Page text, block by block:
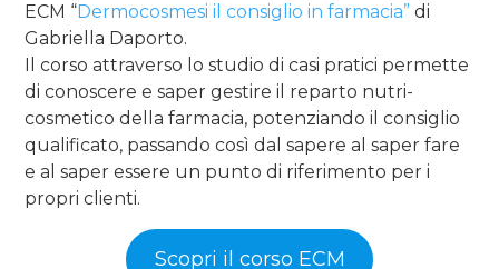
ECM “Dermocosmesi il consiglio in farmacia” di
Gabriella Daporto.
Il corso attraverso lo studio di casi pratici permette
di conoscere e saper gestire il reparto nutri-
cosmetico della farmacia, potenziando il consiglio
qualificato, passando così dal sapere al saper fare
e al saper essere un punto di riferimento per i
propri clienti.
Scopri il corso ECM